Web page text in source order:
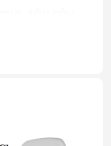
với thân nhựa
sắc tùy chọn)
Gập